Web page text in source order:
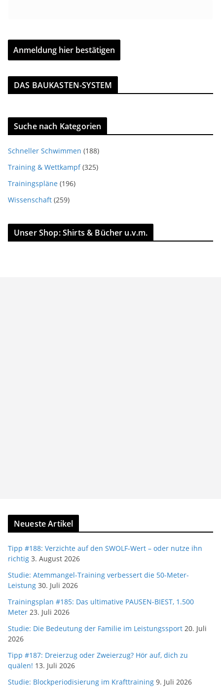
DAS BAUKASTEN-SYSTEM
Suche nach Kategorien
Schneller Schwimmen (188)
Training & Wettkampf(325)
Trainingspläne (196)
Wissenschaft (259)
Unser Shop: Shirts & Bücher u.v.m.
Neueste Artikel
Tipp #188: Verzichte auf den SWOLF-Wert – oder nutze ihn
richtig 3. August 2026
Studie: Atemmangel-Training verbessert die 50-Meter-
Leistung 30. Juli 2026
Trainingsplan #185: Das ultimative PAUSEN-BIEST, 1.500
Meter 23. Juli 2026
Studie: Die Bedeutung der Familie im Leistungssport 20. Juli
2026
Tipp #187: Dreierzug oder Zweierzug? Hör auf, dich zu
quälen! 13. Juli 2026
Studie: Blockperiodisierung im Krafttraining 9. Juli 2026